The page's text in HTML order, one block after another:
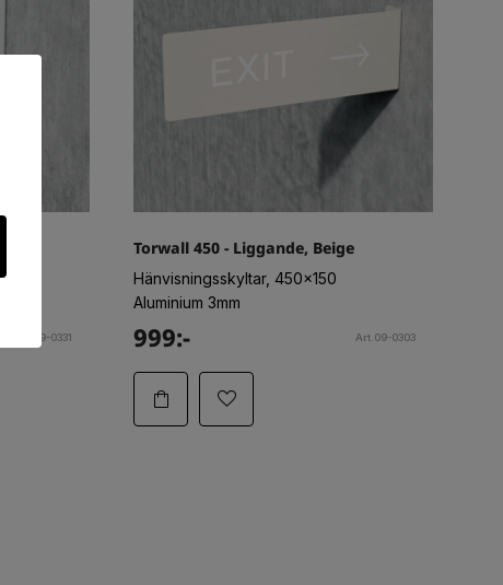
Art.09-0331
Torwall 450 - Liggande, Beige
Hänvisningsskyltar, 450x150
Aluminium 3mm
999:- Art.09-0303